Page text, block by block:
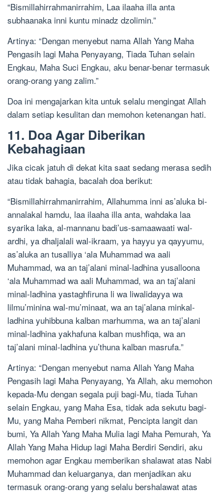
“Bismillahirrahmanirrahim, Laa ilaaha illa anta
subhaanaka inni kuntu minadz dzolimin.”
Artinya: “Dengan menyebut nama Allah Yang Maha
Pengasih lagi Maha Penyayang, Tiada Tuhan selain
Engkau, Maha Suci Engkau, aku benar-benar termasuk
orang-orang yang zalim.”
Doa ini mengajarkan kita untuk selalu mengingat Allah
dalam setiap kesulitan dan memohon ketenangan hati.
11. Doa Agar Diberikan
Kebahagiaan
Jika cicak jatuh di dekat kita saat sedang merasa sedih
atau tidak bahagia, bacalah doa berikut:
“Bismillahirrahmanirrahim, Allahumma inni as’aluka bi-
annalakal hamdu, laa ilaaha illa anta, wahdaka laa
syarika laka, al-mannanu badi’us-samaawaati wal-
ardhi, ya dhaljalali wal-ikraam, ya hayyu ya qayyumu,
as’aluka an tusalliya ‘ala Muhammad wa aali
Muhammad, wa an taj’alani minal-ladhina yusalloona
‘ala Muhammad wa aali Muhammad, wa an taj’alani
minal-ladhina yastaghfiruna li wa liwalidayya wa
lilmu’minina wal-mu’minaat, wa an taj’alana minkal-
ladhina yuhibbuna kalban marhumma, wa an taj’alani
minal-ladhina yakhafuna kalban mushfiqa, wa an
taj’alani minal-ladhina yu’thuna kalban masrufa.”
Artinya: “Dengan menyebut nama Allah Yang Maha
Pengasih lagi Maha Penyayang, Ya Allah, aku memohon
kepada-Mu dengan segala puji bagi-Mu, tiada Tuhan
selain Engkau, yang Maha Esa, tidak ada sekutu bagi-
Mu, yang Maha Pemberi nikmat, Pencipta langit dan
bumi, Ya Allah Yang Maha Mulia lagi Maha Pemurah, Ya
Allah Yang Maha Hidup lagi Maha Berdiri Sendiri, aku
memohon agar Engkau memberikan shalawat atas Nabi
Muhammad dan keluarganya, dan menjadikan aku
termasuk orang-orang yang selalu bershalawat atas